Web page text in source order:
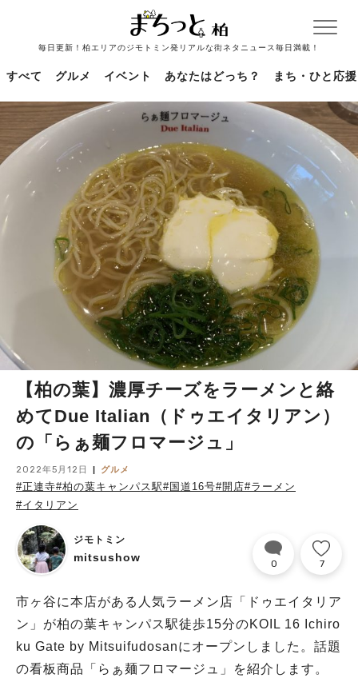
毎日更新！柏エリアのジモトミン発リアルな街ネタニュース毎日満載！
すべて グルメ イベント あなたはどっち？ まち・ひと応援
【柏の葉】濃厚チーズをラーメンと絡
めてDue Italian（ドゥエイタリアン）
の「らぁ麺フロマージュ」
2022年5月12日 グルメ
#正連寺#柏の葉キャンパス駅#国道16号#開店#ラーメン
#イタリアン
ジモトミン
mitsushow 0 7
市ヶ谷に本店がある人気ラーメン店「ドゥエイタリア
ン」が柏の葉キャンパス駅徒歩15分のKOIL 16 Ichiro
ku Gate by Mitsuifudosanにオープンしました。話題
の看板商品「らぁ麺フロマージュ」を紹介します。